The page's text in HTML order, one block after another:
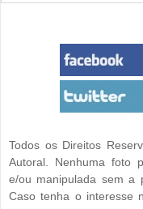
Todos os Direitos
Autoral. Nenhuma foto
e/ou manipulada sem a
Caso tenha o interesse